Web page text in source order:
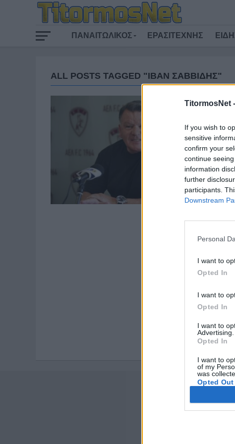
TitormosNet -
If you wish to
sensitive
confirm your
continue
information
further
participants.
Downstream
Personal
I want to
Opted In
I want to
Opted In
I want to
Advertising.
Opted In
I want to
of my
was
Opted Out
ΠΑΝΑΙΤΩΛΙΚΟΣ ΕΡΑΣΙΤΕΧΝΗΣ
ALL POSTS TAGGED "ΙΒΑΝ ΣΑΒΒΙΔΗΣ"